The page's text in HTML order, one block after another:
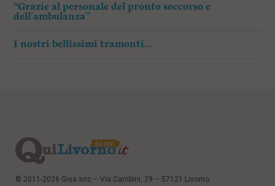
“Grazie al personale del pronto soccorso e
dell’ambulanza”
I nostri bellissimi tramonti…
© 2011-2026 Gisa snc – Via Cambini, 29 – 57121 Livorno